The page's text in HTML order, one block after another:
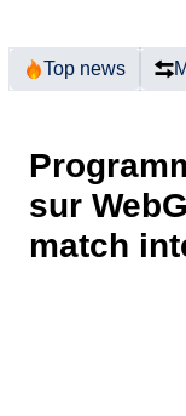
Top news
sur
match